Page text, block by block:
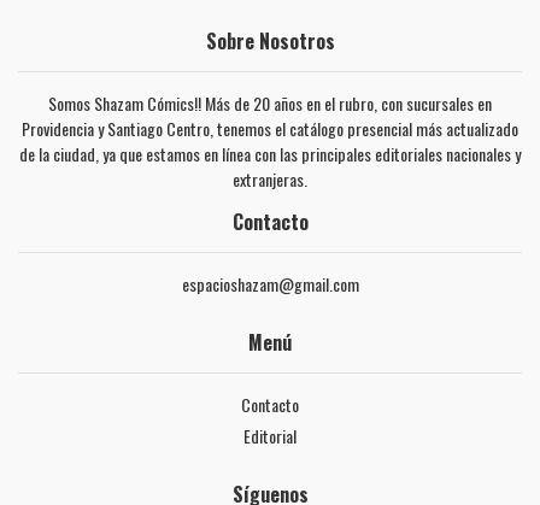
Sobre Nosotros
Somos Shazam Cómics!! Más de 20 años en el rubro, con sucursales en
Providencia y Santiago Centro, tenemos el catálogo presencial más actualizado
de la ciudad, ya que estamos en línea con las principales editoriales nacionales y
extranjeras.
Contacto
espacioshazam@gmail.com
Menú
Contacto
Editorial
Síguenos